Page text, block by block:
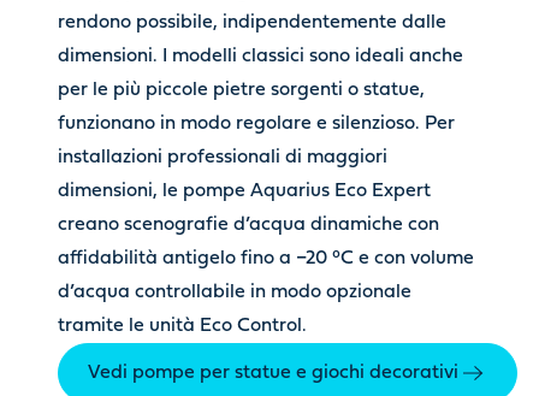
rendono possibile, indipendentemente dalle
dimensioni. I modelli classici sono ideali anche
per le più piccole pietre sorgenti o statue,
funzionano in modo regolare e silenzioso. Per
installazioni professionali di maggiori
dimensioni, le pompe Aquarius Eco Expert
creano scenografie d’acqua dinamiche con
affidabilità antigelo fino a −20 °C e con volume
d’acqua controllabile in modo opzionale
tramite le unità Eco Control.
Vedi pompe per statue e giochi decorativi